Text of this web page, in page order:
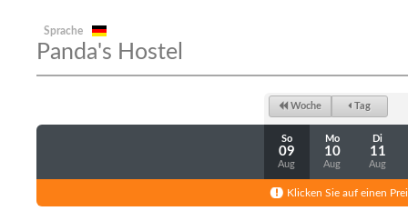
Sprache
Panda's Hostel
Woche Tag
So
09
Aug
Mo
10
Aug
Di
11
Aug
Klicken Sie auf einen